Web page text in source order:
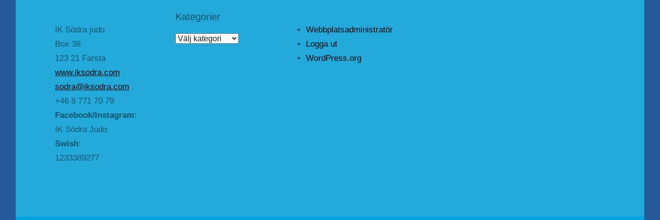
IK Södra judo
Box 38
123 21 Farsta
www.iksodra.com
sodra@iksodra.com
+46 8 771 70 79
Facebook/Instagram:
IK Södra Judo
Swish:
1233389277
Kategorier
Kategorier
Webbplatsadministratör
Logga ut
WordPress.org